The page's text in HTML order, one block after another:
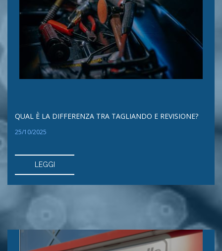
QUAL È LA DIFFERENZA TRA TAGLIANDO E REVISIONE?
25/10/2025
LEGGI